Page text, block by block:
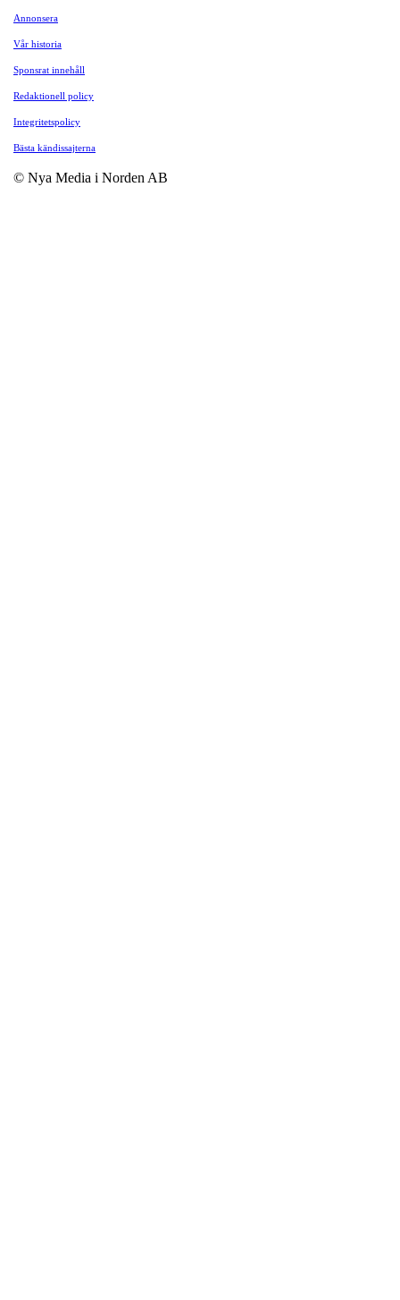
Annonsera
Vår historia
Sponsrat innehåll
Redaktionell policy
Integritetspolicy
Bästa kändissajterna
© Nya Media i Norden AB